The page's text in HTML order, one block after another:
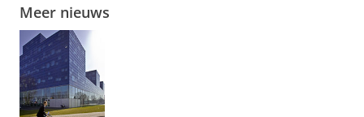
Meer nieuws